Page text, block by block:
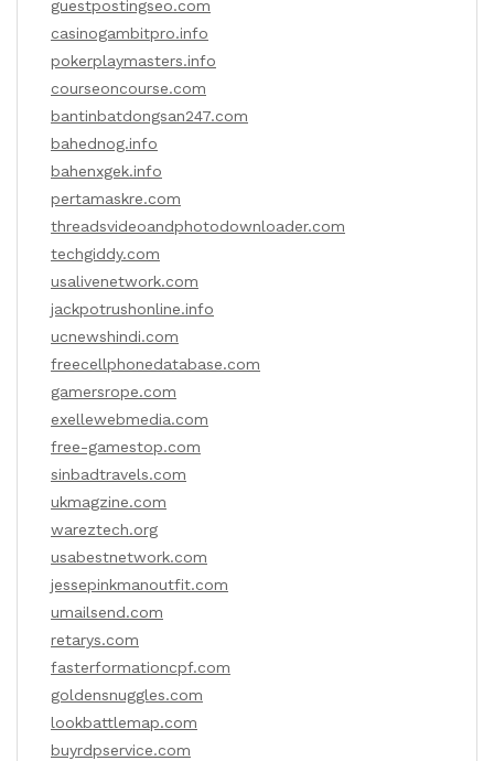
guestpostingseo.com
casinogambitpro.info
pokerplaymasters.info
courseoncourse.com
bantinbatdongsan247.com
bahednog.info
bahenxgek.info
pertamaskre.com
threadsvideoandphotodownloader.com
techgiddy.com
usalivenetwork.com
jackpotrushonline.info
ucnewshindi.com
freecellphonedatabase.com
gamersrope.com
exellewebmedia.com
free-gamestop.com
sinbadtravels.com
ukmagzine.com
wareztech.org
usabestnetwork.com
jessepinkmanoutfit.com
umailsend.com
retarys.com
fasterformationcpf.com
goldensnuggles.com
lookbattlemap.com
buyrdpservice.com